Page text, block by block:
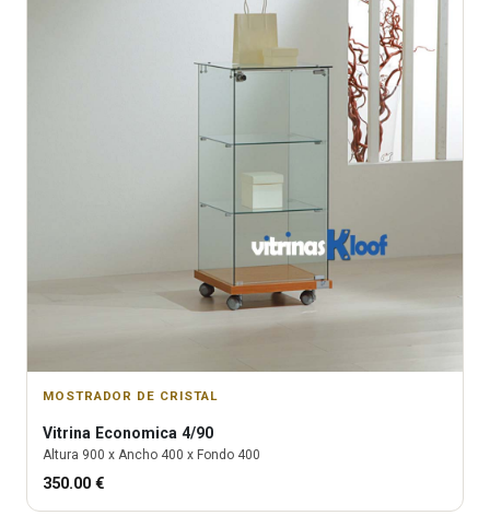
MOSTRADOR DE CRISTAL
Vitrina Economica 4/90
Altura 900 x Ancho 400 x Fondo 400
350.00 €